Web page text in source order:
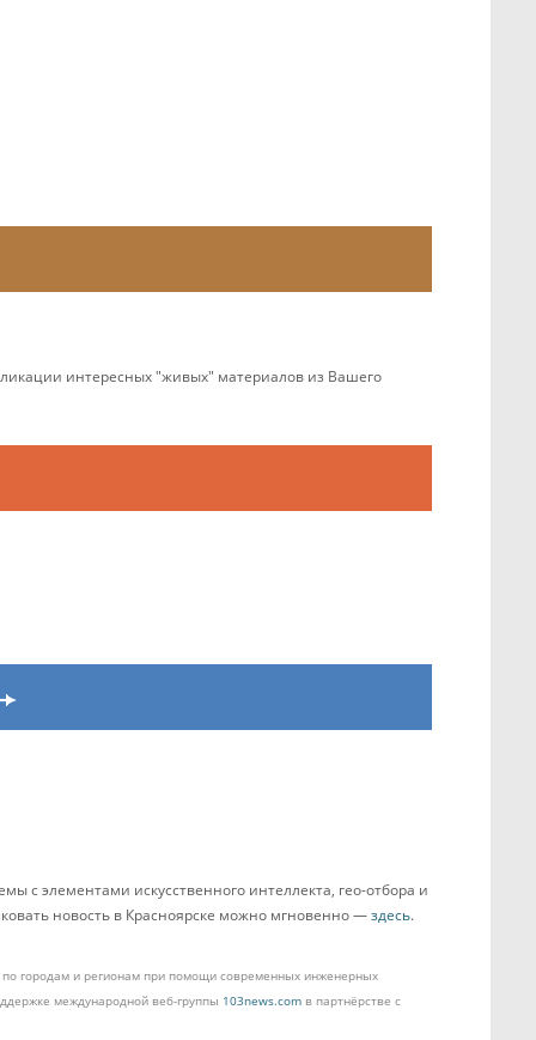
интересных "живых" материалов из Вашего
с элементами искусственного интеллекта, гео-отбора и
новость в Красноярске можно мгновенно —здесь.
по городам и регионам при помощи современных инженерных
международной веб-группы 103news.com в партнёрстве с